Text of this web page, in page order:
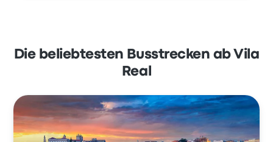
Die beliebtesten Busstrecken ab Vila
Real